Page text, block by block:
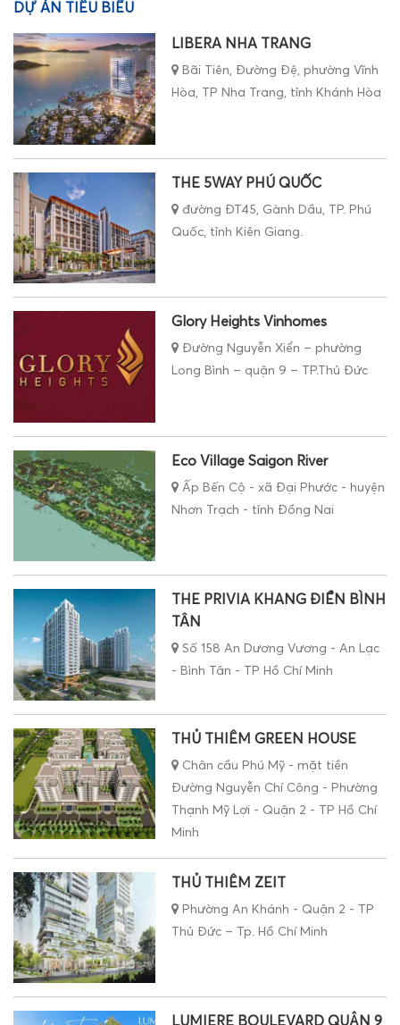
DỰ ÁN TIÊU BIỂU
LIBERA NHA TRANG
Bãi Tiên, Đường Đệ, phường Vĩnh
Hòa, TP Nha Trang, tỉnh Khánh Hòa
THE 5WAY PHÚ QUỐC
đường ĐT45, Gành Dầu, TP. Phú
Quốc, tỉnh Kiên Giang.
Glory Heights Vinhomes
Đường Nguyễn Xiển – phường
Long Bình – quận 9 – TP.Thủ Đức
Eco Village Saigon River
Ấp Bến Cộ - xã Đại Phước - huyện
Nhơn Trạch - tỉnh Đồng Nai
THE PRIVIA KHANG ĐIỀN BÌNH
TÂN
Số 158 An Dương Vương - An Lạc
- Bình Tân - TP Hồ Chí Minh
THỦ THIÊM GREEN HOUSE
Chân cầu Phú Mỹ - mặt tiền
Đường Nguyễn Chí Công - Phường
Thạnh Mỹ Lợi - Quận 2 - TP Hồ Chí
Minh
THỦ THIÊM ZEIT
Phường An Khánh - Quận 2 - TP
Thủ Đức – Tp. Hồ Chí Minh
LUMIERE BOULEVARD QUẬN 9